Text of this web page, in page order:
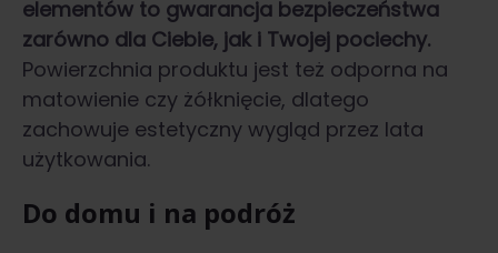
elementów to gwarancja bezpieczeństwa
zarówno dla Ciebie, jak i Twojej pociechy.
Powierzchnia produktu jest też odporna na
matowienie czy żółknięcie, dlatego
zachowuje estetyczny wygląd przez lata
użytkowania.
Do domu i na podróż